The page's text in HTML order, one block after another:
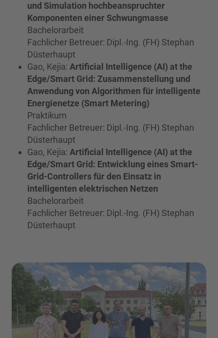
und Simulation hochbeanspruchter
Komponenten einer Schwungmasse
Bachelorarbeit
Fachlicher Betreuer: Dipl.-Ing. (FH) Stephan
Düsterhaupt
Gao, Kejia: Artificial Intelligence (AI) at the
Edge/Smart Grid: Zusammenstellung und
Anwendung von Algorithmen für intelligente
Energienetze (Smart Metering)
Praktikum
Fachlicher Betreuer: Dipl.-Ing. (FH) Stephan
Düsterhaupt
Gao, Kejia: Artificial Intelligence (AI) at the
Edge/Smart Grid: Entwicklung eines Smart-
Grid-Controllers für den Einsatz in
intelligenten elektrischen Netzen
Bachelorarbeit
Fachlicher Betreuer: Dipl.-Ing. (FH) Stephan
Düsterhaupt